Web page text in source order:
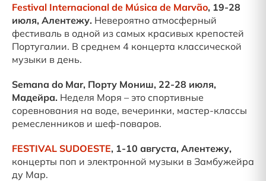
Festival Internacional de Música de Marvão, 19-28
июля, Алентежу. Невероятно атмосферный
фестиваль в одной из самых красивых крепостей
Португалии. В среднем 4 концерта классической
музыки в день.
Semana do Mar, Порту Мониш, 22-28 июля,
Мадейра. Неделя Моря – это спортивные
соревнования на воде, вечеринки, мастер-классы
ремесленников и шеф-поваров.
FESTIVAL SUDOESTE, 1-10 августа, Алентежу,
концерты поп и электронной музыки в Замбужейра
ду Мар.